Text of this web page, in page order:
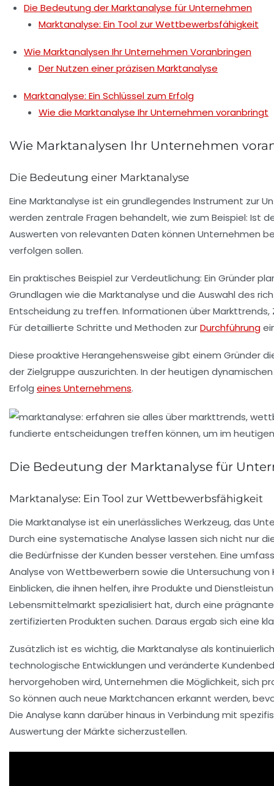
Die Bedeutung der Marktanalyse für Unternehmen
Marktanalyse: Ein Tool zur Wettbewerbsfähigkeit
Wie Marktanalysen Ihr Unternehmen Voranbringen
Der Nutzen einer präzisen Marktanalyse
Marktanalyse: Ein Schlüssel zum Erfolg
Wie die Marktanalyse Ihr Unternehmen voranbringt
Wie Marktanalysen Ihr Unternehmen
Die Bedeutung einer Marktanalyse
Eine Marktanalyse ist ein grundlegendes Instrument zur
werden zentrale Fragen behandelt, wie zum Beispiel: Ist
Auswerten von relevanten Daten können Unternehmen
verfolgen sollen.
Ein praktisches Beispiel zur Verdeutlichung: Ein Gründer
Grundlagen wie die Marktanalyse und die Auswahl des
Entscheidung zu treffen. Informationen über
Für detaillierte Schritte und Methoden zurDurchführung
Diese proaktive Herangehensweise gibt einem Gründer
der Zielgruppe auszurichten. In der heutigen
Erfolg eines Unternehmens.
Die Bedeutung der Marktanalyse für
Marktanalyse: Ein Tool zur Wettbewerbsfähigkeit
Die Marktanalyse ist ein unerlässliches Werkzeug, das
Durch eine systematische Analyse lassen sich nicht nur
die Bedürfnisse derKunden besser verstehen. Eine
Analyse von Wettbewerbern sowie die Untersuchung von
Einblicken, die ihnen helfen, ihre Produkte und
Lebensmittelmarkt spezialisiert hat, durch eine
zertifizierten Produkten suchen. Daraus ergab sich eine
Zusätzlich ist es wichtig, die Marktanalyse als
technologische Entwicklungen und veränderte
hervorgehoben wird, Unternehmen die Möglichkeit, sich
So können auch neue Marktchancen erkannt werden,
Die Analyse kann darüber hinaus in Verbindung mit
Auswertung der Märkte sicherzustellen.